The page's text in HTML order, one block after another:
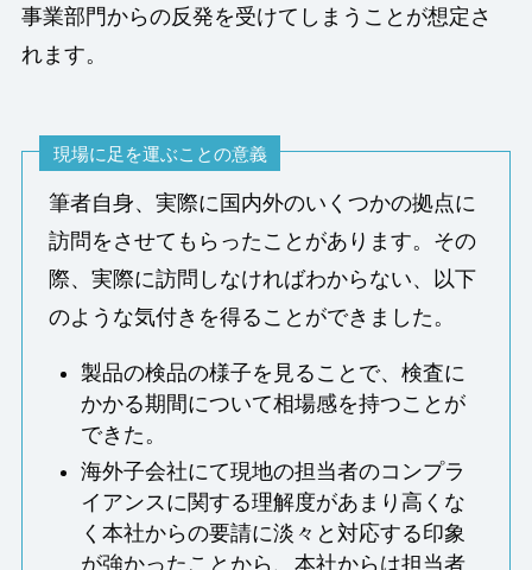
事業部門からの反発を受けてしまうことが想定さ
れます。
現場に足を運ぶことの意義
筆者自身、実際に国内外のいくつかの拠点に
訪問をさせてもらったことがあります。その
際、実際に訪問しなければわからない、以下
のような気付きを得ることができました。
製品の検品の様子を見ることで、検査に
かかる期間について相場感を持つことが
できた。
海外子会社にて現地の担当者のコンプラ
イアンスに関する理解度があまり高くな
く本社からの要請に淡々と対応する印象
が強かったことから、本社からは担当者